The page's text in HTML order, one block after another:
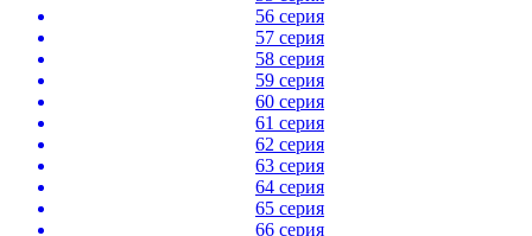
56 серия
57 серия
58 серия
59 серия
60 серия
61 серия
62 серия
63 серия
64 серия
65 серия
66 серия